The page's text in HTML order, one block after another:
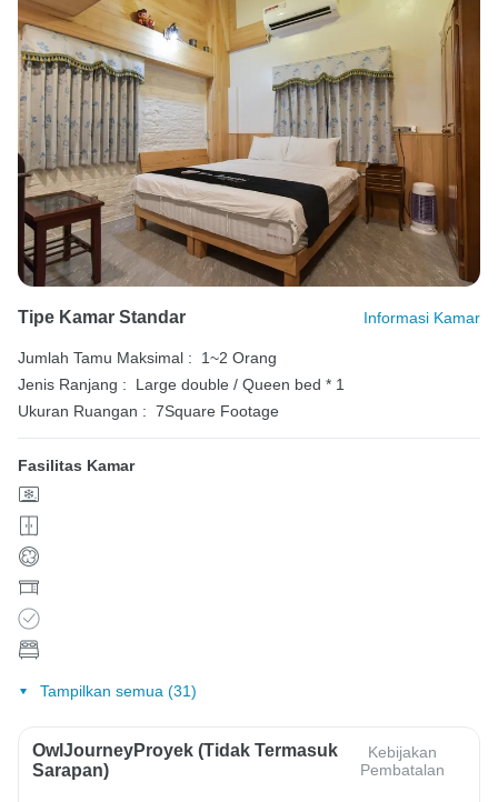
Tipe Kamar Standar Informasi Kamar
Jumlah Tamu Maksimal :
1~2 Orang
Jenis Ranjang :
Large double / Queen bed * 1
Ukuran Ruangan : 7Square Footage
Fasilitas Kamar
Tampilkan semua (31)
OwlJourneyProyek (Tidak Termasuk
Sarapan)
Kebijakan
Pembatalan